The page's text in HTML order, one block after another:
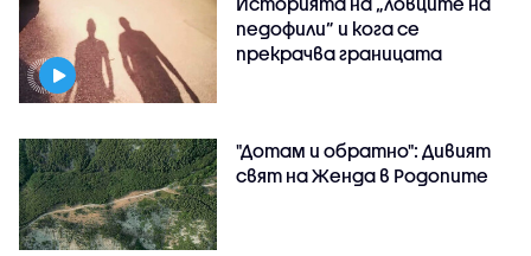
педофили” и кога се
прекрачва границата
"Дотам и обратно": Дивият
свят на Женда в Родопите